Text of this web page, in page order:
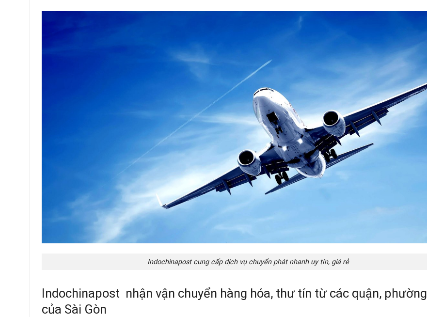
Indochinapost cung cấp dịch vụ chuyển phát nhanh uy tín, giá rẻ
Indochinapost nhận vận chuyển hàng hóa, thư tín từ các quận, phường
của Sài Gòn